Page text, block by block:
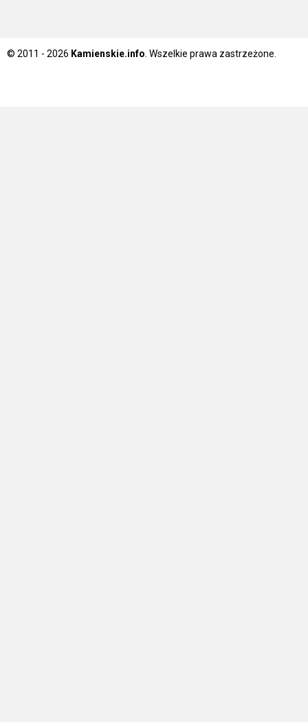
© 2011 - 2026 Kamienskie.info . Wszelkie prawa zastrzeżone.